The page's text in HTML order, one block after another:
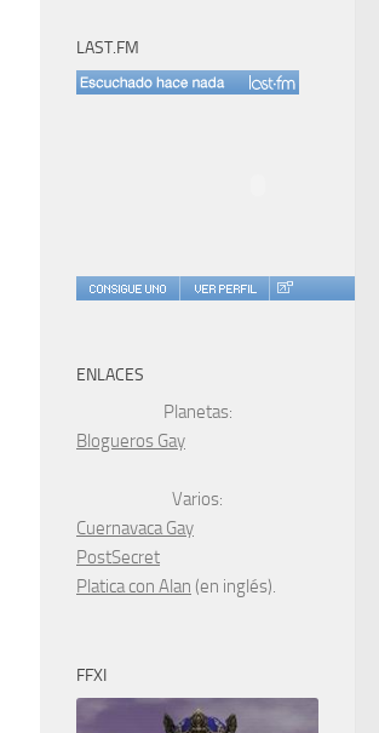
LAST.FM
ENLACES
Planetas:
Blogueros Gay
Varios:
Cuernavaca Gay
PostSecret
Platica con Alan (en inglés).
FFXI